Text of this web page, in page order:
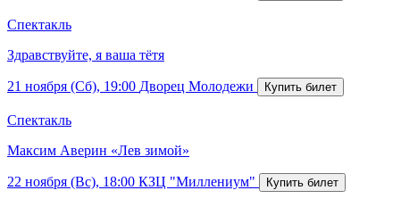
Спектакль
Здравствуйте, я ваша тётя
21 ноября (Сб), 19:00 Дворец Молодежи
Спектакль
Максим Аверин «Лев зимой»
22 ноября (Вс), 18:00 КЗЦ "Миллениум"